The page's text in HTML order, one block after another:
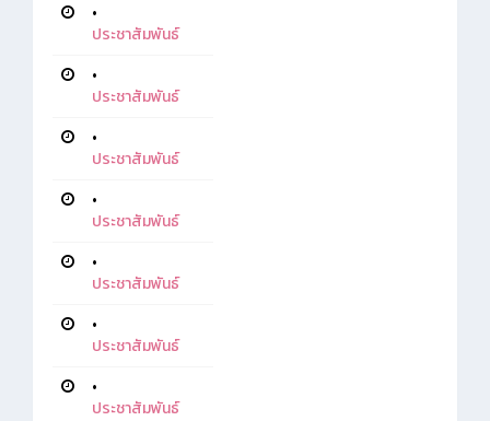
•
ประชาสัมพันธ์
•
ประชาสัมพันธ์
•
ประชาสัมพันธ์
•
ประชาสัมพันธ์
•
ประชาสัมพันธ์
•
ประชาสัมพันธ์
•
ประชาสัมพันธ์